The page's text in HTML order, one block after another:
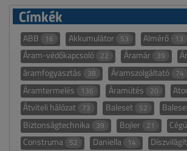
Címkék
ABB 16 Akkumulátor 53 Almérő 13
Áram-védőkapcsoló 22 Áramár 39
áramfogyasztás 38 Áramszolgáltató 74
Áramtermelés 136 Áramütés 20
Átviteli hálózat 73 Baleset 52
Biztonságtechnika 39 Bojler 21
Construma 52 Daniella 14